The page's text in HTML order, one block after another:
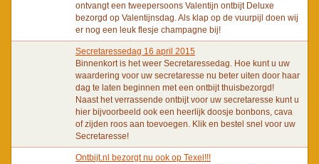
ontvangt een tweepersoons Valentijn ontbijt Deluxe
bezorgd op Valentijnsdag. Als klap op de vuurpijl doen wij
er nog een leuk flesje champagne bij!
Secretaressedag 16 april 2015
Binnenkort is het weer Secretaressedag. Hoe kunt u uw
waardering voor uw secretaresse nu beter uiten door haar
dag te laten beginnen met een ontbijt thuisbezorgd!
Naast het verrassende ontbijt voor uw secretaresse kunt u
hier bijvoorbeeld ook een heerlijk doosje bonbons, cava
of zijden roos aan toevoegen. Klik en bestel snel voor uw
Secretaresse!
Ontbijt.nl bezorgt nu ook op Texel!!!